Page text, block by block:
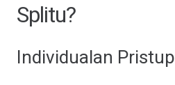
Splitu?
Individualan Pristup